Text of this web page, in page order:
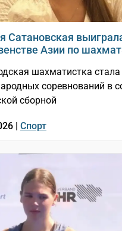
Сатановская
Азии по
шахматистка
соревнований в
сборной
| Спорт